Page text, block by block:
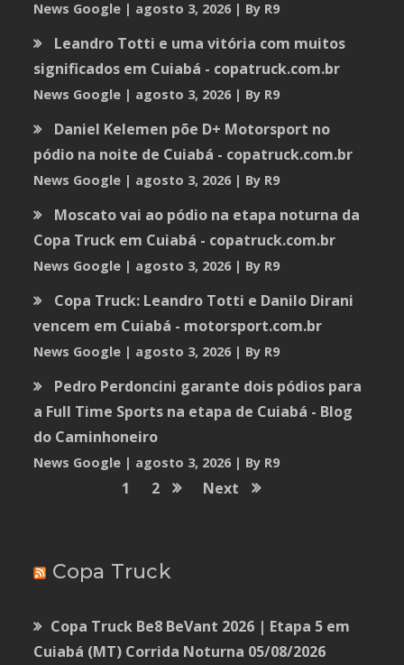
News Google agosto 3, 2026 By R9
Leandro Totti e uma vitória com muitos
significados em Cuiabá - copatruck.com.br
News Google agosto 3, 2026 By R9
Daniel Kelemen põe D+ Motorsport no
pódio na noite de Cuiabá - copatruck.com.br
News Google agosto 3, 2026 By R9
Moscato vai ao pódio na etapa noturna da
Copa Truck em Cuiabá - copatruck.com.br
News Google agosto 3, 2026 By R9
Copa Truck: Leandro Totti e Danilo Dirani
vencem em Cuiabá - motorsport.com.br
News Google agosto 3, 2026 By R9
Pedro Perdoncini garante dois pódios para
a Full Time Sports na etapa de Cuiabá - Blog
do Caminhoneiro
News Google agosto 3, 2026 By R9
1 2 Next
Copa Truck
Copa Truck Be8 BeVant 2026 | Etapa 5 em
Cuiabá (MT) Corrida Noturna 05/08/2026